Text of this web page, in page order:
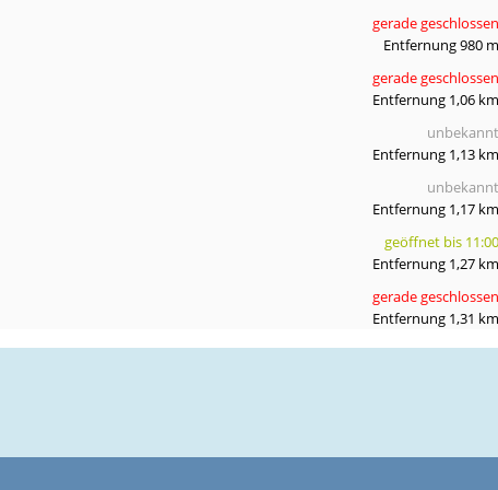
gerade geschlossen
Entfernung 980 m
gerade geschlossen
Entfernung 1,06 km
unbekannt
Entfernung 1,13 km
unbekannt
Entfernung 1,17 km
geöffnet bis 11:00
Entfernung 1,27 km
gerade geschlossen
Entfernung 1,31 km